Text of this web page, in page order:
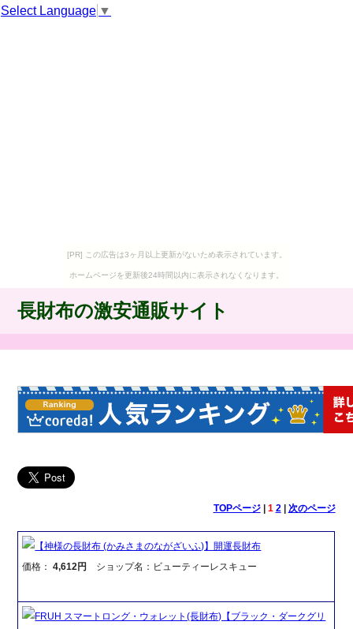
Select Language ▼
[PR] この広告は3ヶ月以上更新がないため表示されています。
ホームページを更新後24時間以内に表示されなくなります。
長財布の激安通販サイト
TOPページ| 1 2| 次のページ
【神様の長財布 (かみさまのながざいふ)】開運長財布
価格：4,612円 ショップ名：ビューティーレスキュー
FRUH スマートロング・ウォレット(長財布)【ブラック・ダークグリ